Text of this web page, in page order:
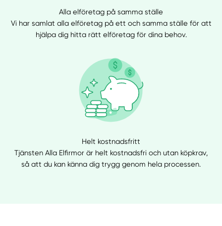
Alla elföretag på samma ställe
Vi har samlat alla elföretag på ett och samma ställe för att
hjälpa dig hitta rätt elföretag för dina behov.
Helt kostnadsfritt
Tjänsten Alla Elfirmor är helt kostnadsfri och utan köpkrav,
så att du kan känna dig trygg genom hela processen.